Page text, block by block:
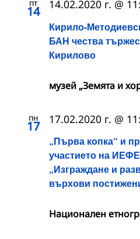
пт
14
Кирило-
БАН чества
Кирилово
14.02.2020 г. @
музей „Земята и
пн
17
„Първа копка“ и
участието на
„Изграждане и
върхови
17.02.2020 г. @
Национален